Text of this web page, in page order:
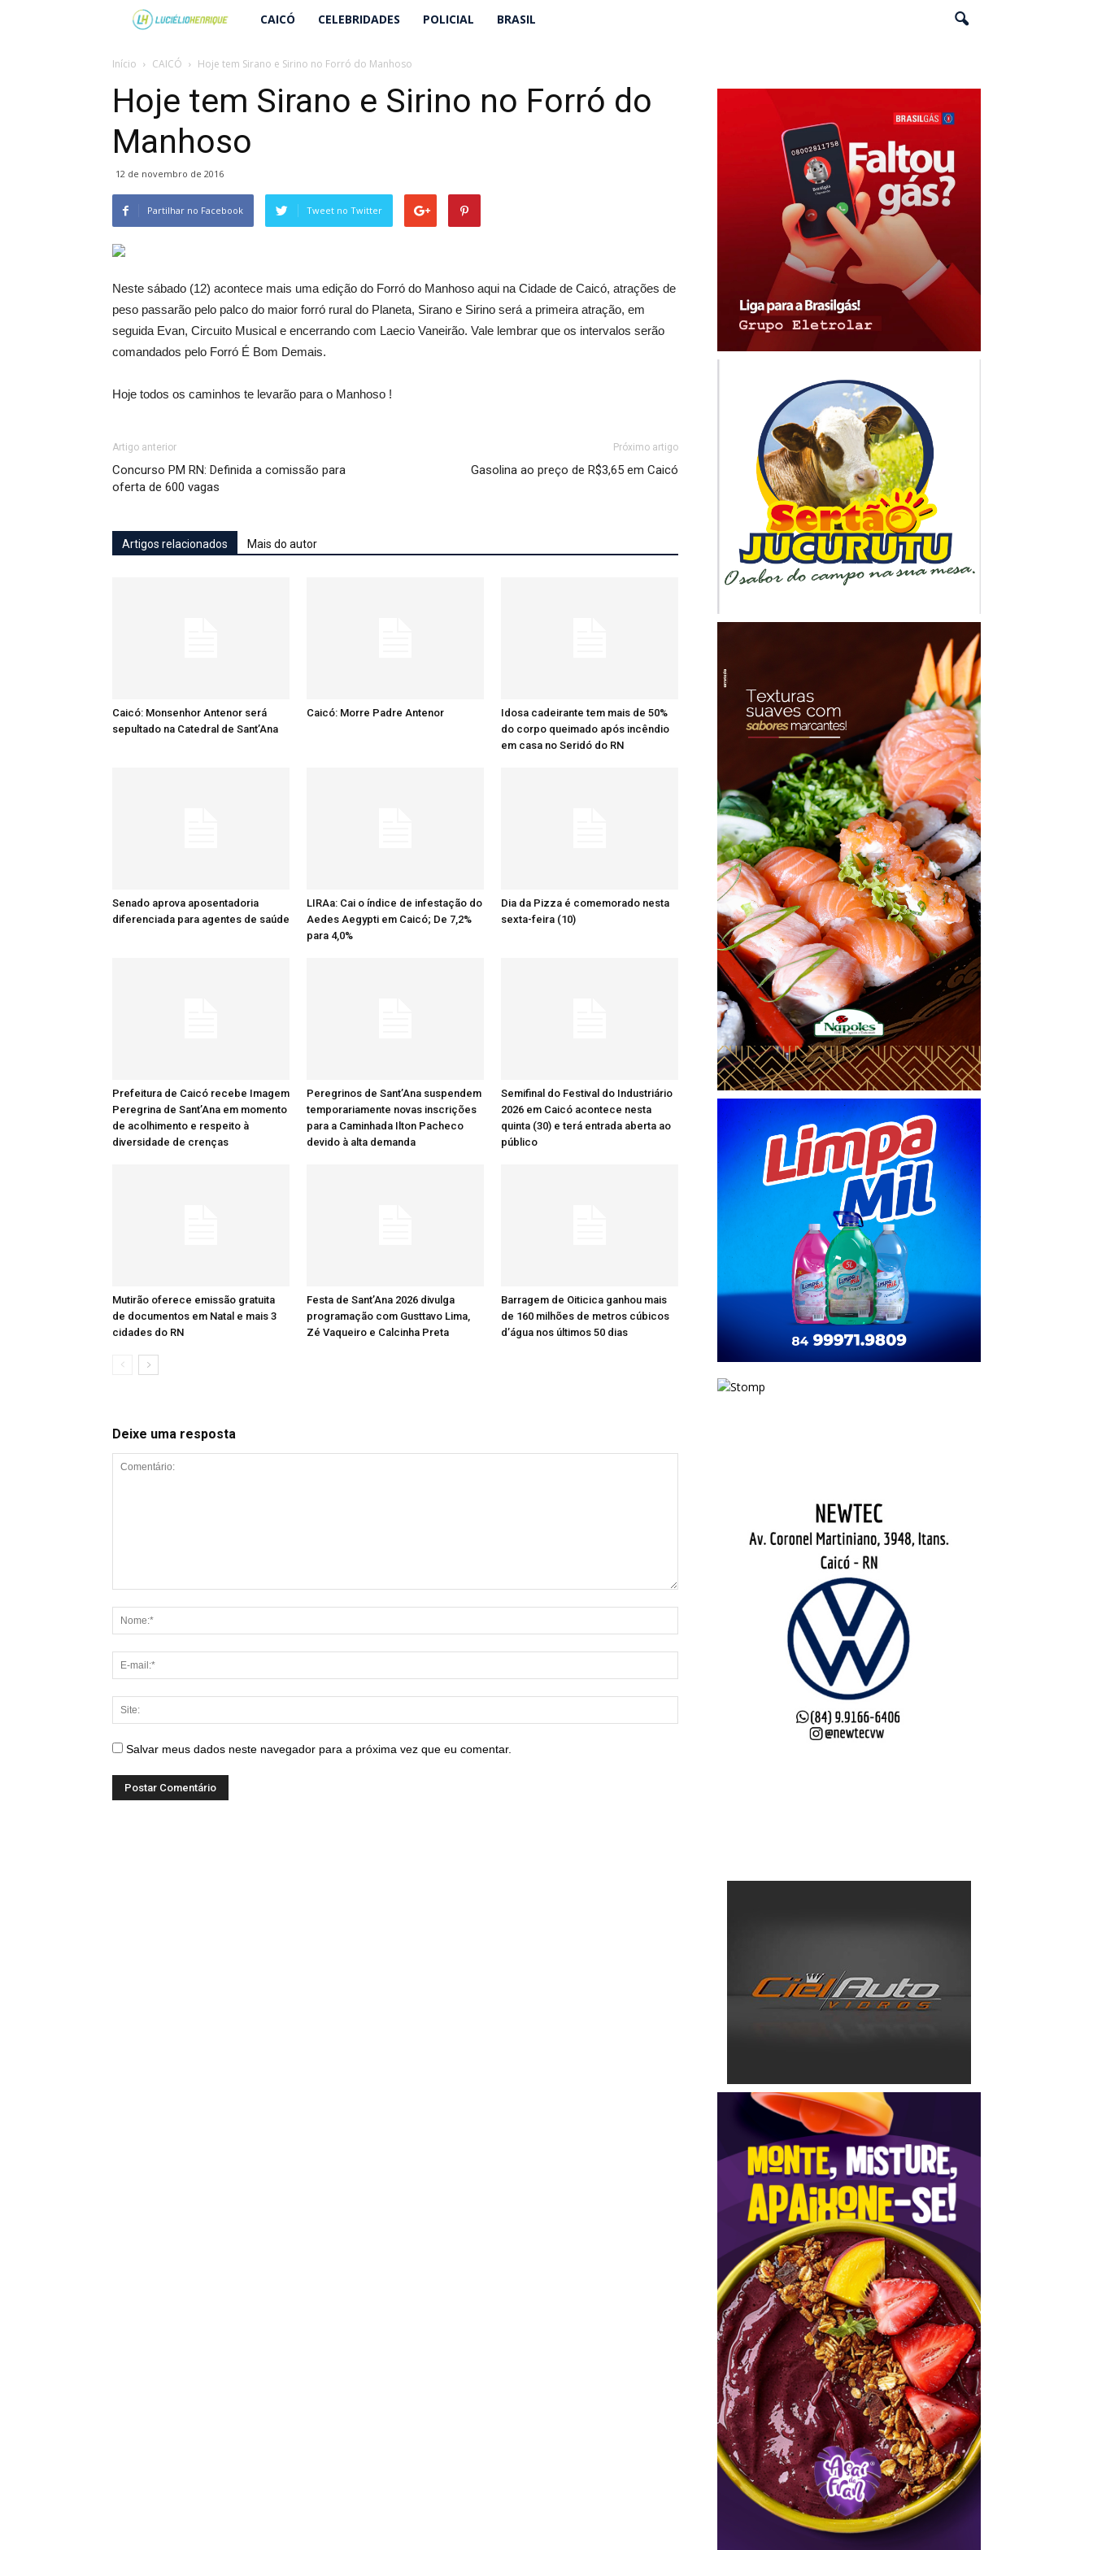
Lucielio
Henrique
CAICÓ CELEBRIDADES POLICIAL BRASIL
Início CAICÓ Hoje tem Sirano e Sirino no Forró do Manhoso
Hoje tem Sirano e Sirino no Forró do
Manhoso
12 de novembro de 2016
Partilhar no Facebook Tweet no Twitter
Neste sábado (12) acontece mais uma edição do Forró do Manhoso aqui na Cidade de Caicó, atrações de
peso passarão pelo palco do maior forró rural do Planeta, Sirano e Sirino será a primeira atração, em
seguida Evan, Circuito Musical e encerrando com Laecio Vaneirão. Vale lembrar que os intervalos serão
comandados pelo Forró É Bom Demais.
Hoje todos os caminhos te levarão para o Manhoso !
Artigo anterior
Concurso PM RN: Definida a comissão para
oferta de 600 vagas
Próximo artigo
Gasolina ao preço de R$3,65 em Caicó
Artigos relacionados Mais do autor
Caicó: Monsenhor Antenor será
sepultado na Catedral de Sant’Ana
Caicó: Morre Padre Antenor
Idosa cadeirante tem mais de 50%
do corpo queimado após incêndio
em casa no Seridó do RN
Senado aprova aposentadoria
diferenciada para agentes de saúde
LIRAa: Cai o índice de infestação do
Aedes Aegypti em Caicó; De 7,2%
para 4,0%
Dia da Pizza é comemorado nesta
sexta-feira (10)
Prefeitura de Caicó recebe Imagem
Peregrina de Sant’Ana em momento
de acolhimento e respeito à
diversidade de crenças
Peregrinos de Sant’Ana suspendem
temporariamente novas inscrições
para a Caminhada Ilton Pacheco
devido à alta demanda
Semifinal do Festival do Industriário
2026 em Caicó acontece nesta
quinta (30) e terá entrada aberta ao
público
Mutirão oferece emissão gratuita
de documentos em Natal e mais 3
cidades do RN
Festa de Sant’Ana 2026 divulga
programação com Gusttavo Lima,
Zé Vaqueiro e Calcinha Preta
Barragem de Oiticica ganhou mais
de 160 milhões de metros cúbicos
d’água nos últimos 50 dias
Deixe uma resposta
Salvar meus dados neste navegador para a próxima vez que eu comentar.